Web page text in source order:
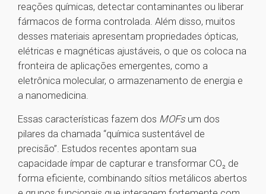
reações químicas, detectar contaminantes ou liberar
fármacos de forma controlada. Além disso, muitos
desses materiais apresentam propriedades ópticas,
elétricas e magnéticas ajustáveis, o que os coloca na
fronteira de aplicações emergentes, como a
eletrônica molecular, o armazenamento de energia e
a nanomedicina.
Essas características fazem dos MOFs um dos
pilares da chamada “química sustentável de
precisão”. Estudos recentes apontam sua
capacidade ímpar de capturar e transformar CO₂ de
forma eficiente, combinando sítios metálicos abertos